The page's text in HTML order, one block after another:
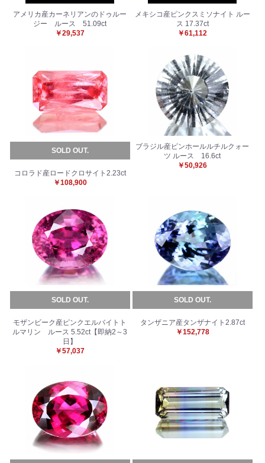
アメリカ産カーネリアンのドゥルー
ジー ルース 51.09ct
￥29,537
メキシコ産ピンクスミソナイト ルー
ス 17.37ct
￥61,112
SOLD OUT.
コロラド産ロードクロサイト2.23ct
￥108,900
ブラジル産ピンホールルチルクォー
ツ ルース 16.6ct
￥50,926
SOLD OUT.
モザンビーク産ピンクエルバイトト
ルマリン ルース 5.52ct【即納2～3
日】
￥57,037
SOLD OUT.
タンザニア産タンザナイト2.87ct
￥152,778